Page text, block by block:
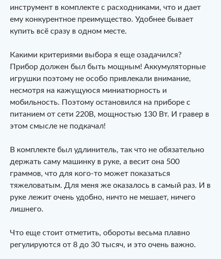
инструмент в комплекте с расходниками, что и дает
ему конкурентное преимущество. Удобнее бывает
купить всё сразу в одном месте.
Какими критериями выбора я еще озадачился?
Прибор должен был быть мощным! Аккумуляторные
игрушки поэтому не особо привлекали внимание,
несмотря на кажущуюся миниатюрность и
мобильность. Поэтому остановился на приборе с
питанием от сети 220В, мощностью 130 Вт. И гравер в
этом смысле не подкачал!
В комплекте был удлинитель, так что не обязательно
держать саму машинку в руке, а весит она 500
граммов, что для кого-то может показаться
тяжеловатым. Для меня же оказалось в самый раз. И в
руке лежит очень удобно, ничто не мешает, ничего
лишнего.
Что еще стоит отметить, обороты весьма плавно
регулируются от 8 до 30 тысяч, и это очень важно.